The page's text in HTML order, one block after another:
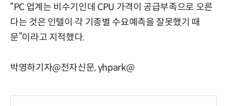
“PC 업계는 비수기인데 CPU 가격이 공급부족으로 오른
다는 것은 인텔이 각 기종별 수요예측을 잘못했기 때
문”이라고 지적했다.
박영하기자@전자신문, yhpark@